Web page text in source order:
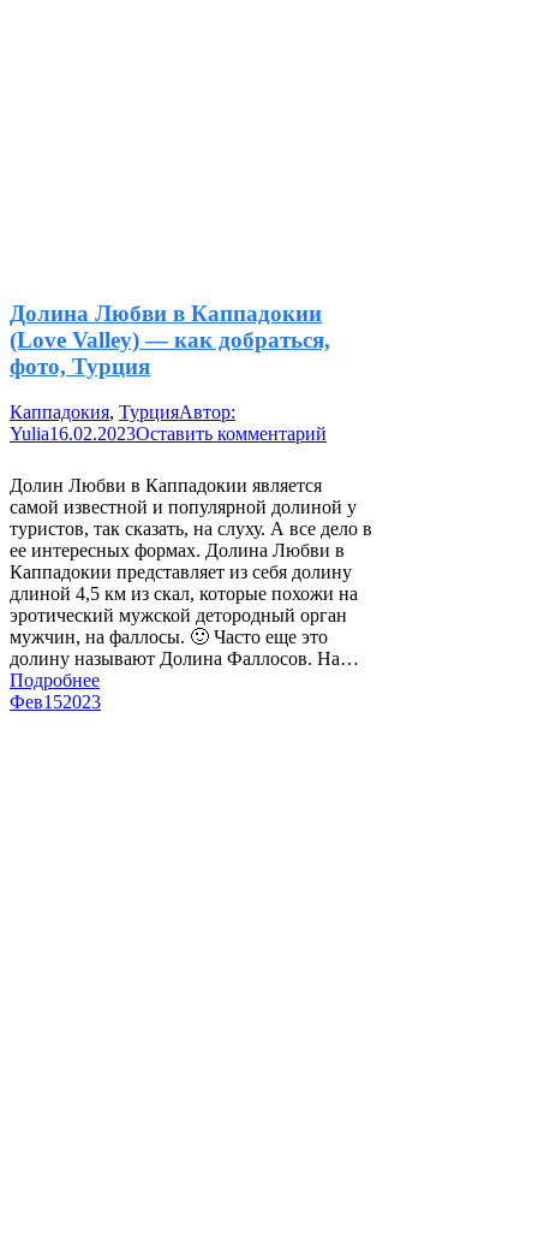
Долина Любви в Каппадокии
(Love Valley) — как добраться,
фото, Турция
Каппадокия, ТурцияАвтор:
Yulia16.02.2023Оставить комментарий
Долин Любви в Каппадокии является
самой известной и популярной долиной у
туристов, так сказать, на слуху. А все дело в
ее интересных формах. Долина Любви в
Каппадокии представляет из себя долину
длиной 4,5 км из скал, которые похожи на
эротический мужской детородный орган
мужчин, на фаллосы. 🙂 Часто еще это
долину называют Долина Фаллосов. На…
Подробнее
Фев152023